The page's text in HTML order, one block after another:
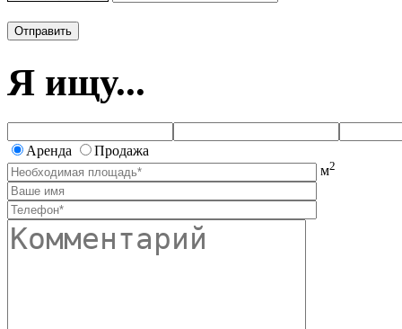
Я ищу...
Аренда
Продажа
м2